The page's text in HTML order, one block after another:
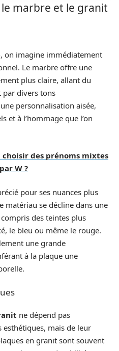
marbre et le granit
, on imagine immédiatement
Le marbre offre une
plus claire, allant du
par divers tons
personnalisation aisée,
et à l’hommage que l’on
choisir des prénoms mixtes
W ?
pour ses nuances plus
matériau se décline dans une
des teintes plus
le bleu ou même le rouge.
une grande
à la plaque une
ne dépend pas
mais de leur
en granit sont souvent